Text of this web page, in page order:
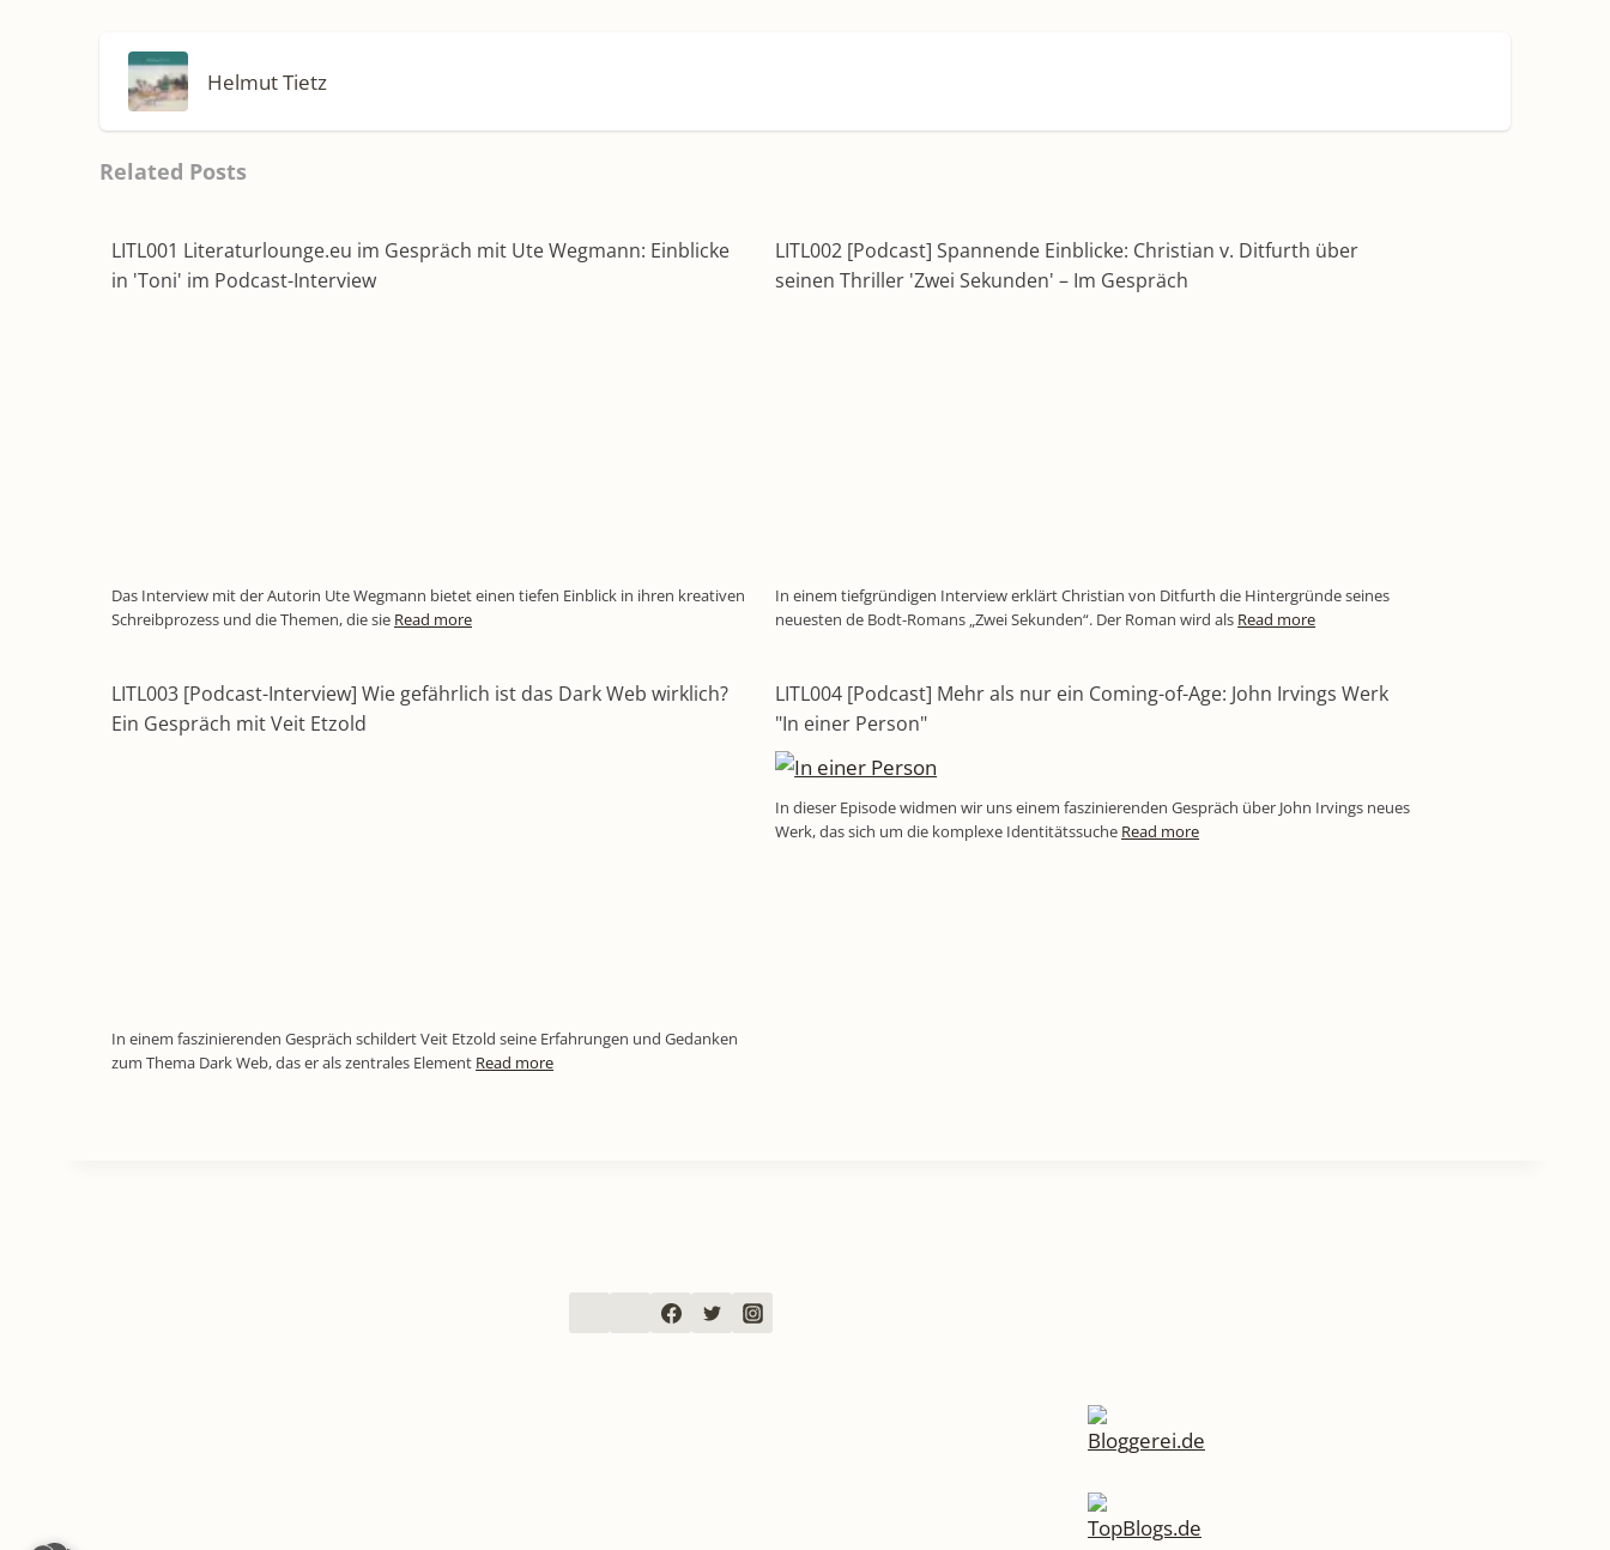
Helmut Tietz
Related Posts
LITL001 Literaturlounge.eu im Gespräch mit Ute Wegmann: Einblicke
in 'Toni' im Podcast-Interview
Das Interview mit der Autorin Ute Wegmann bietet einen tiefen Einblick in ihren kreativen
Schreibprozess und die Themen, die sie Read more
LITL002 [Podcast] Spannende Einblicke: Christian v. Ditfurth über
seinen Thriller 'Zwei Sekunden' – Im Gespräch
In einem tiefgründigen Interview erklärt Christian von Ditfurth die Hintergründe seines
neuesten de Bodt-Romans „Zwei Sekunden“. Der Roman wird als Read more
LITL003 [Podcast-Interview] Wie gefährlich ist das Dark Web wirklich?
Ein Gespräch mit Veit Etzold
In einem faszinierenden Gespräch schildert Veit Etzold seine Erfahrungen und Gedanken
zum Thema Dark Web, das er als zentrales Element Read more
LITL004 [Podcast] Mehr als nur ein Coming-of-Age: John Irvings Werk
"In einer Person"
In dieser Episode widmen wir uns einem faszinierenden Gespräch über John Irvings neues
Werk, das sich um die komplexe Identitätssuche Read more